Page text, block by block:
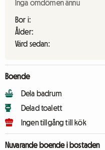
Inga omdömen ännu
Bor i:
Ålder:
Värd sedan:
Boende
Dela badrum
Delad toalett
Ingen tillgång till kök
Nuvarande boende i bostaden